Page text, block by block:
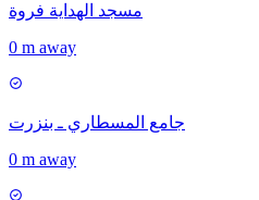
مسجد الهداية فروة
0 m away
جامع المسطاري ـ بنزرت
0 m away